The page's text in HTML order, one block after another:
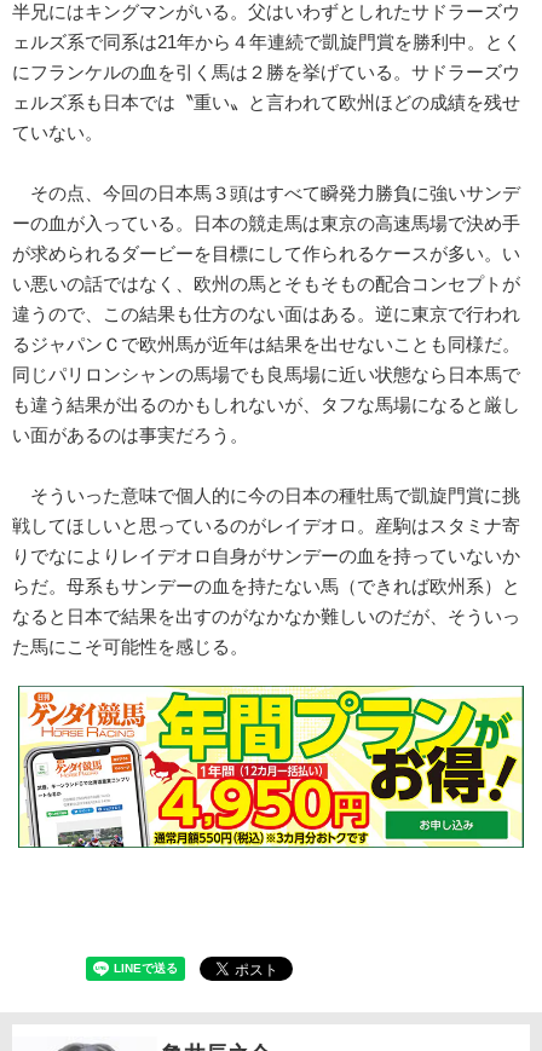
半兄にはキングマンがいる。父はいわずとしれたサドラーズウ
ェルズ系で同系は21年から４年連続で凱旋門賞を勝利中。とく
にフランケルの血を引く馬は２勝を挙げている。サドラーズウ
ェルズ系も日本では〝重い〟と言われて欧州ほどの成績を残せ
ていない。
その点、今回の日本馬３頭はすべて瞬発力勝負に強いサンデ
ーの血が入っている。日本の競走馬は東京の高速馬場で決め手
が求められるダービーを目標にして作られるケースが多い。い
い悪いの話ではなく、欧州の馬とそもそもの配合コンセプトが
違うので、この結果も仕方のない面はある。逆に東京で行われ
るジャパンＣで欧州馬が近年は結果を出せないことも同様だ。
同じパリロンシャンの馬場でも良馬場に近い状態なら日本馬で
も違う結果が出るのかもしれないが、タフな馬場になると厳し
い面があるのは事実だろう。
そういった意味で個人的に今の日本の種牡馬で凱旋門賞に挑
戦してほしいと思っているのがレイデオロ。産駒はスタミナ寄
りでなによりレイデオロ自身がサンデーの血を持っていないか
らだ。母系もサンデーの血を持たない馬（できれば欧州系）と
なると日本で結果を出すのがなかなか難しいのだが、そういっ
た馬にこそ可能性を感じる。